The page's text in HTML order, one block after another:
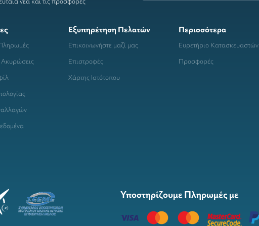
Ακυρώσεις
Εξυπηρέτηση Πελατών
Επικοινωνήστε μαζί μας
Επιστροφές
Χάρτης Ιστότοπου
Περισσότερα
Ευρετήριο Κατασκευαστών
Προσφορές
Υποστηρίζουμε Πληρωμές με